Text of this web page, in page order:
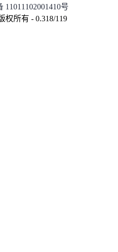
11011102001410号
权所有 - 0.318/119